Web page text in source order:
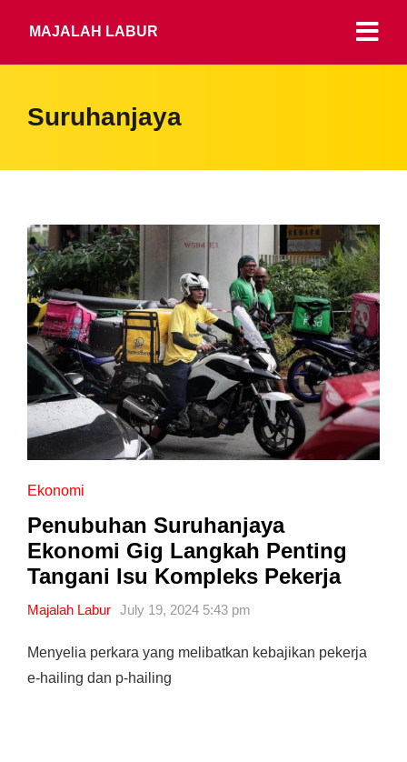
MAJALAH LABUR
Suruhanjaya
Ekonomi
Penubuhan Suruhanjaya
Ekonomi Gig Langkah Penting
Tangani Isu Kompleks Pekerja
Majalah Labur July 19, 2024 5:43 pm
Menyelia perkara yang melibatkan kebajikan pekerja
e-hailing dan p-hailing